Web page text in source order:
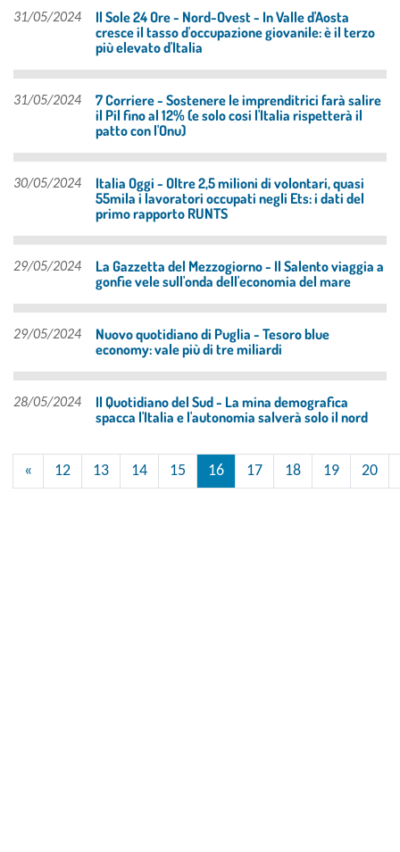
31/05/2024
Il Sole 24 Ore - Nord-Ovest - In Valle d'Aosta
cresce il tasso d'occupazione giovanile: è il terzo
più elevato d'Italia
31/05/2024
7 Corriere - Sostenere le imprenditrici farà salire
il Pil fino al 12% (e solo cosi l'Italia rispetterà il
patto con l'Onu)
30/05/2024
Italia Oggi - Oltre 2,5 milioni di volontari, quasi
55mila i lavoratori occupati negli Ets: i dati del
primo rapporto RUNTS
29/05/2024
La Gazzetta del Mezzogiorno - Il Salento viaggia a
gonfie vele sull'onda dell'economia del mare
29/05/2024
Nuovo quotidiano di Puglia - Tesoro blue
economy: vale più di tre miliardi
28/05/2024
Il Quotidiano del Sud - La mina demografica
spacca l'Italia e l'autonomia salverà solo il nord
« 12 13 14 15 16 17 18 19 20